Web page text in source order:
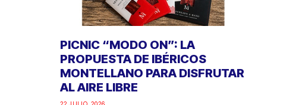
PICNIC “MODO ON”: LA
PROPUESTA DE IBÉRICOS
MONTELLANO PARA DISFRUTAR
AL AIRE LIBRE